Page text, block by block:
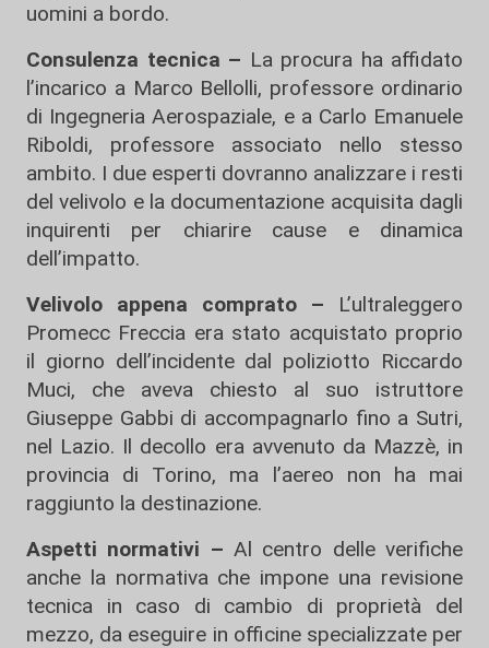
uomini a bordo.
Consulenza tecnica – La procura ha affidato
l’incarico a Marco Bellolli, professore ordinario
di Ingegneria Aerospaziale, e a Carlo Emanuele
Riboldi, professore associato nello stesso
ambito. I due esperti dovranno analizzare i resti
del velivolo e la documentazione acquisita dagli
inquirenti per chiarire cause e dinamica
dell’impatto.
Velivolo appena comprato – L’ultraleggero
Promecc Freccia era stato acquistato proprio
il giorno dell’incidente dal poliziotto Riccardo
Muci, che aveva chiesto al suo istruttore
Giuseppe Gabbi di accompagnarlo fino a Sutri,
nel Lazio. Il decollo era avvenuto da Mazzè, in
provincia di Torino, ma l’aereo non ha mai
raggiunto la destinazione.
Aspetti normativi – Al centro delle verifiche
anche la normativa che impone una revisione
tecnica in caso di cambio di proprietà del
mezzo, da eseguire in officine specializzate per